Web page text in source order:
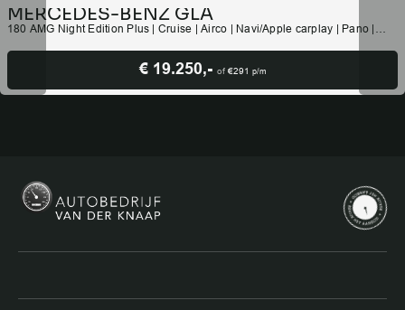
MERCEDES-BENZ GLA
180 AMG Night Edition Plus | Cruise | Airco | Navi/Apple carplay | Pano |
€ 19.250,- of €291 p/m